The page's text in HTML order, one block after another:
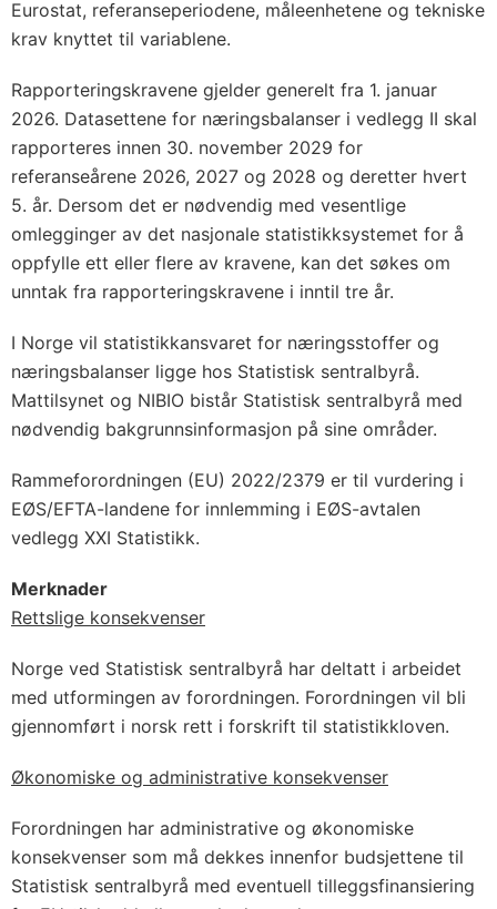
Eurostat, referanseperiodene, måleenhetene og tekniske
krav knyttet til variablene.
Rapporteringskravene gjelder generelt fra 1. januar
2026. Datasettene for næringsbalanser i vedlegg II skal
rapporteres innen 30. november 2029 for
referanseårene 2026, 2027 og 2028 og deretter hvert
5. år. Dersom det er nødvendig med vesentlige
omlegginger av det nasjonale statistikksystemet for å
oppfylle ett eller flere av kravene, kan det søkes om
unntak fra rapporteringskravene i inntil tre år.
I Norge vil statistikkansvaret for næringsstoffer og
næringsbalanser ligge hos Statistisk sentralbyrå.
Mattilsynet og NIBIO bistår Statistisk sentralbyrå med
nødvendig bakgrunnsinformasjon på sine områder.
Rammeforordningen (EU) 2022/2379 er til vurdering i
EØS/EFTA-landene for innlemming i EØS-avtalen
vedlegg XXI Statistikk.
Merknader
Rettslige konsekvenser
Norge ved Statistisk sentralbyrå har deltatt i arbeidet
med utformingen av forordningen. Forordningen vil bli
gjennomført i norsk rett i forskrift til statistikkloven.
Økonomiske og administrative konsekvenser
Forordningen har administrative og økonomiske
konsekvenser som må dekkes innenfor budsjettene til
Statistisk sentralbyrå med eventuell tilleggsfinansiering